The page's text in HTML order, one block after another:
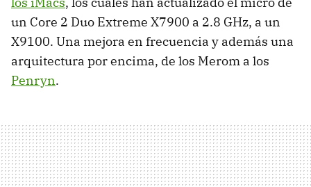
un Core 2 Duo Extreme X7900 a 2.8 GHz, a un
X9100. Una mejora en frecuencia y además una
arquitectura por encima, de los Merom a los
Penryn.